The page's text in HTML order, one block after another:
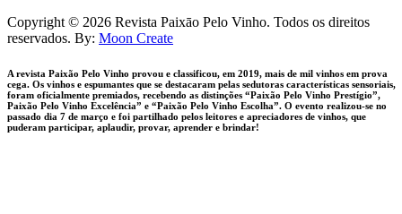
facebook-
1
instagram
Copyright © 2026 Revista Paixāo Pelo Vinho. Todos os direitos
reservados. By: Moon Create
A revista Paixão Pelo Vinho provou e classificou, em 2019, mais de mil vinhos em prova
cega. Os vinhos e espumantes que se destacaram pelas sedutoras características sensoriais,
foram oficialmente premiados, recebendo as distinções “Paixão Pelo Vinho Prestígio”,
Paixão Pelo Vinho Excelência” e “Paixão Pelo Vinho Escolha”. O evento realizou-se no
passado dia 7 de março e foi partilhado pelos leitores e apreciadores de vinhos, que
puderam participar, aplaudir, provar, aprender e brindar!